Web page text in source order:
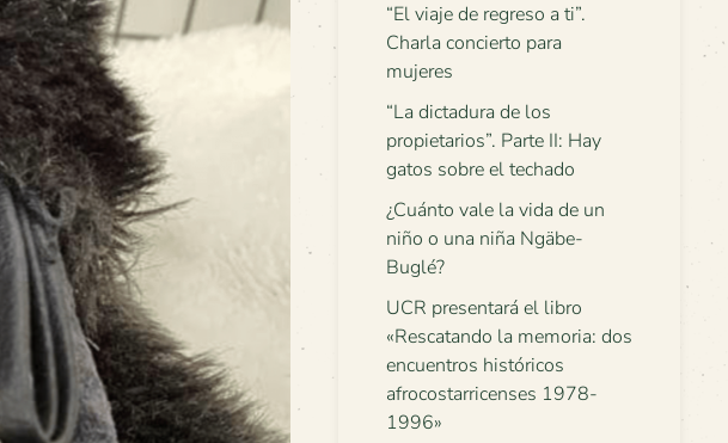
“El viaje de regreso a ti”.
Charla concierto para
mujeres
“La dictadura de los
propietarios”. Parte II: Hay
gatos sobre el techado
¿Cuánto vale la vida de un
niño o una niña Ngäbe-
Buglé?
UCR presentará el libro
«Rescatando la memoria: dos
encuentros históricos
afrocostarricenses 1978-
1996»